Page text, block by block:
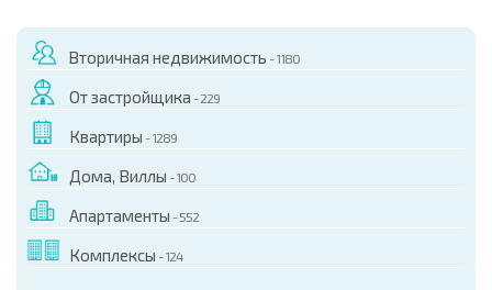
Вторичная недвижимость - 1180
От застройщика - 229
Квартиры - 1289
Дома, Виллы - 100
Апартаменты - 552
Комплексы - 124